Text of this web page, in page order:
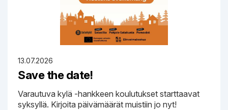
Save the date!
Varautuva kylä -hankkeen koulutukset starttaavat
syksyllä. Kirjoita päivämäärät muistiin jo nyt!
13.07.2026